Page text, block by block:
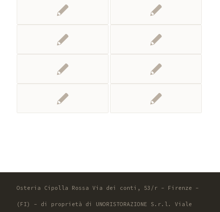
Osteria Cipolla Rossa Via dei conti, 53/r - Firenze -
(FI) - di proprietà di UNORISTORAZIONE S.r.l. Viale